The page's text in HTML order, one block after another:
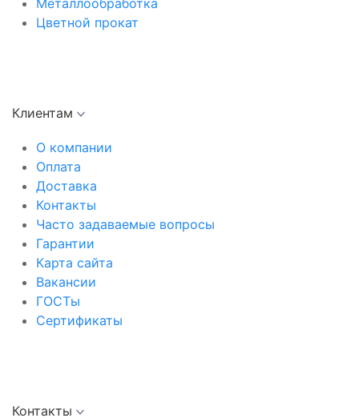
Цветной прокат
Клиентам
О компании
Оплата
Доставка
Контакты
Часто задаваемые вопросы
Гарантии
Карта сайта
Вакансии
ГОСТы
Сертификаты
Контакты